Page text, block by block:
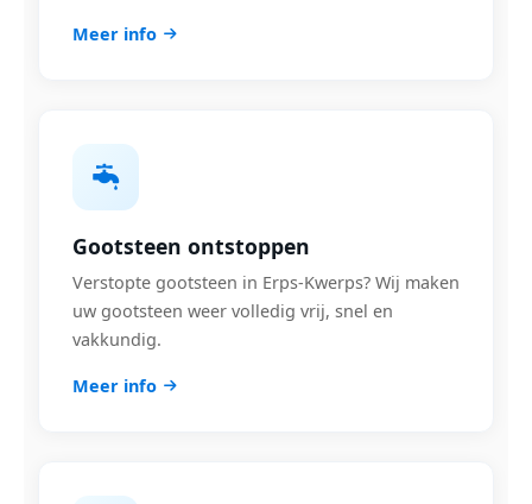
Meer info
Gootsteen ontstoppen
Verstopte gootsteen in Erps-Kwerps? Wij maken
uw gootsteen weer volledig vrij, snel en
vakkundig.
Meer info